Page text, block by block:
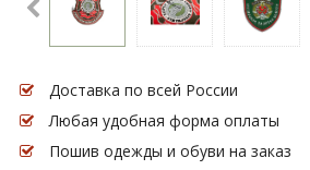
Доставка по всей России
Любая удобная форма оплаты
Пошив одежды и обуви на заказ